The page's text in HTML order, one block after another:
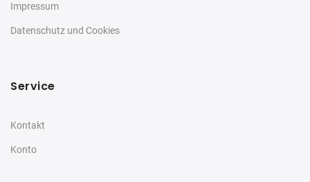
Impressum
Datenschutz und Cookies
Service
Kontakt
Konto